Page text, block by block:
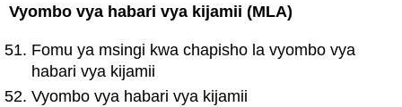
Vyombo vya habari vya kijamii (MLA)
Fomu ya msingi kwa chapisho la vyombo vya
habari vya kijamii
Vyombo vya habari vya kijamii